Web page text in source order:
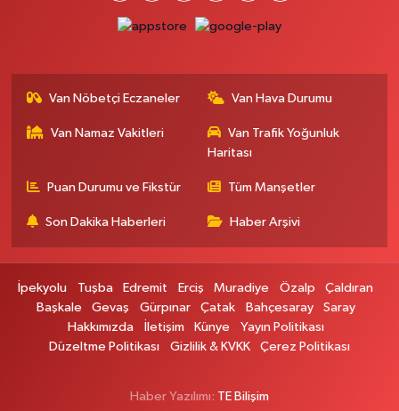
0 (432) 354 37 36 Yol Tarifi Al
BAHÇELİEVLER MAH.MUSLİH GÖRENTAŞ BULVARI NO:57Çağdaş fırının
0 (501) 322 00 65 Yol Tarifi Al
VANYOLU CADDESİ NO:42
0 (532) 689 22 50 Yol Tarifi Al
Van Nöbetçi Eczaneler Van Hava Durumu
Van Namaz Vakitleri
Van Trafik Yoğunluk
Haritası
Puan Durumu ve Fikstür Tüm Manşetler
Son Dakika Haberleri Haber Arşivi
İpekyolu Tuşba Edremit Erciş Muradiye Özalp
Çaldıran
Başkale
Gevaş Gürpınar Çatak Bahçesaray
Saray
Hakkımızda
İletişim Künye
Yayın Politikası
Düzeltme Politikası
Gizlilik & KVKK Çerez Politikası
Haber Yazılımı: TE Bilişim